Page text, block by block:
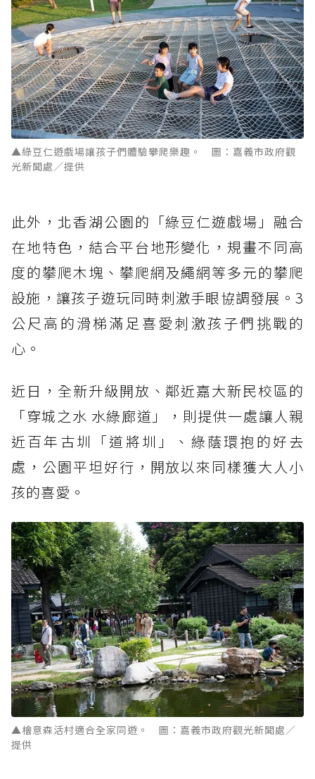
▲綠豆仁遊戲場讓孩子們體驗攀爬樂趣。 圖：嘉義市政府觀
光新聞處／提供
此外，北香湖公園的「綠豆仁遊戲場」融合
在地特色，結合平台地形變化，規畫不同高
度的攀爬木塊、攀爬網及繩網等多元的攀爬
設施，讓孩子遊玩同時刺激手眼協調發展。3
公尺高的滑梯滿足喜愛刺激孩子們挑戰的
心。
近日，全新升級開放、鄰近嘉大新民校區的
「穿城之水 水綠廊道」，則提供一處讓人親
近百年古圳「道將圳」、綠蔭環抱的好去
處，公園平坦好行，開放以來同樣獲大人小
孩的喜愛。
▲檜意森活村適合全家同遊。 圖：嘉義市政府觀光新聞處／
提供